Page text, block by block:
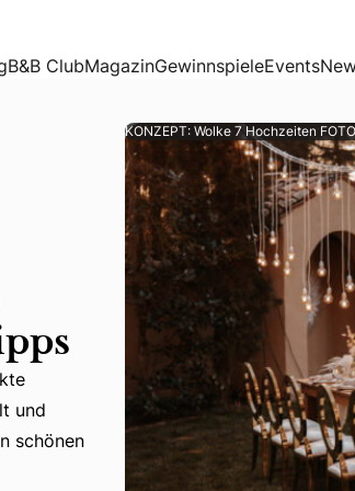
B&B ClubMagazinGewinnspieleEvents
Location wird gesucht, erste
und
schönen
KONZEPT: Wolke 7 Hochzeiten